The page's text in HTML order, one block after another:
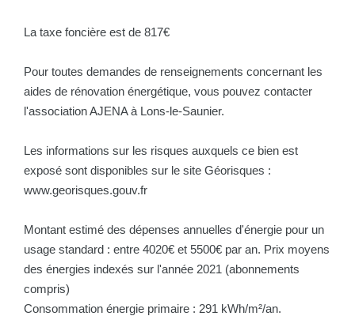
La taxe foncière est de 817€
Pour toutes demandes de renseignements concernant les
aides de rénovation énergétique, vous pouvez contacter
l'association AJENA à Lons-le-Saunier.
Les informations sur les risques auxquels ce bien est
exposé sont disponibles sur le site Géorisques :
www.georisques.gouv.fr
Montant estimé des dépenses annuelles d'énergie pour un
usage standard : entre 4020€ et 5500€ par an. Prix moyens
des énergies indexés sur l'année 2021 (abonnements
compris)
Consommation énergie primaire : 291 kWh/m²/an.